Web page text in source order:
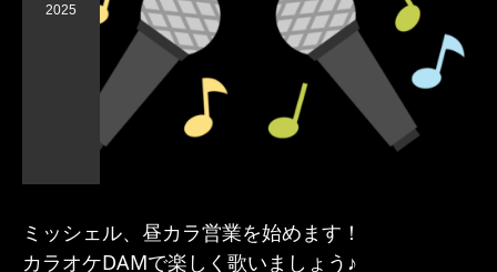
2025
ミッシェル、昼カラ営業を始めます！
カラオケDAMで楽しく歌いましょう♪